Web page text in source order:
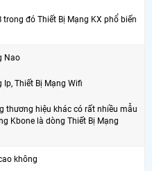
trong đó Thiết Bị Mạng KX phổ biến
Nao
Ip, Thiết Bị Mạng Wifi
thương hiệu khác có rất nhiều mẫu
Kbone là dòng Thiết Bị Mạng
không